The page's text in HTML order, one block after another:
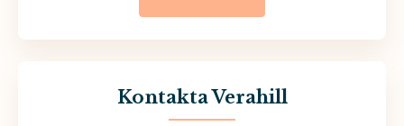
Kontakta Verahill